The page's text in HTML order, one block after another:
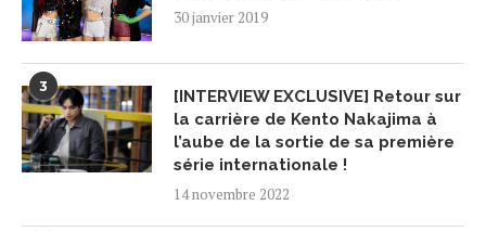
30 janvier 2019
3
[INTERVIEW EXCLUSIVE] Retour sur
la carrière de Kento Nakajima à
l’aube de la sortie de sa première
série internationale !
14 novembre 2022